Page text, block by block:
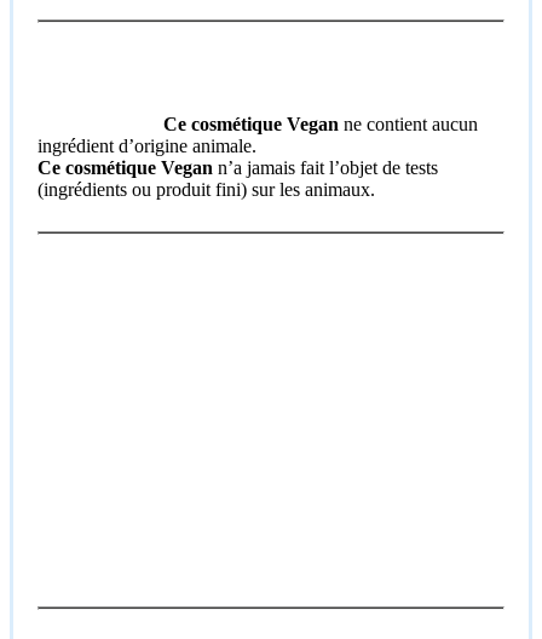
Ce cosmétique Vegan ne contient aucun
ingrédient d’origine animale.
Ce cosmétique Vegan n’a jamais fait l’objet de tests
(ingrédients ou produit fini) sur les animaux.